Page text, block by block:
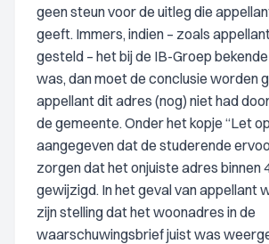
geen steun voor de uitleg die
geeft. Immers, indien – zoals
gesteld – het bij de IB-Groep
was, dan moet de conclusie worden
appellant dit adres (nog) niet had
de gemeente. Onder het kopje “Let
aangegeven dat de studerende
zorgen dat het onjuiste adres binnen
gewijzigd. In het geval van appellant
zijn stelling dat het woonadres in de
waarschuwingsbrief juist was